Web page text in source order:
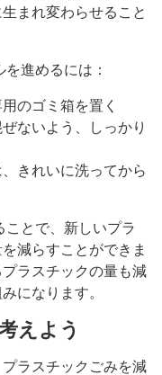
まれ変わらせること
進めるには：
のゴミ箱を置く
ないよう、しっかり
きれいに洗ってから
ことで、新しいプラ
減らすことができま
ラスチックの量も減
になります。
えよう
ラスチックごみを減